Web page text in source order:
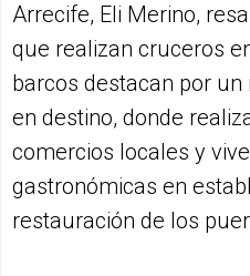
Arrecife, Eli Merino,
que realizan cruceros
barcos destacan por
en destino, donde
comercios locales y
gastronómicas en
restauración de los